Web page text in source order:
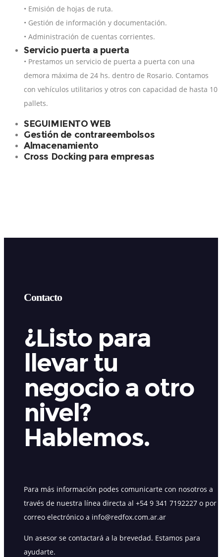
• Emisión de hojas de ruta.
• Gestión de información y documentación.
• Administración de cuentas corrientes.
Servicio puerta a puerta
• Prestamos un servicio de puerta a puerta con una
demora máxima de 24 hs. dentro de Rosario. Contamos
con vehículos utilitarios y otros con capacidad de hasta 10
pallets.
SEGUIMIENTO WEB
Gestión de contrareembolsos
Almacenamiento
Cross Docking para empresas
Contacto
¿Listo para
llevar tu
negocio a otro
nivel?
Hablemos.
Para más información podes comunicarte con nosotros a
través de nuestra línea directa al +54 9 341 7192227 o por
correo electrónico a info@redfox.com.ar.ar
Un asesor se contactará a la brevedad. Estamos para
ayudarte.